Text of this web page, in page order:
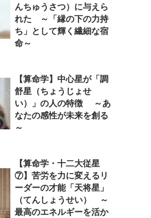
んちゅうさつ）に与えら
れた ～「縁の下の力持
ち」として輝く繊細な宿
命～
【算命学】中心星が「調
舒星（ちょうじょせ
い）」の人の特徴 ～あ
なたの感性が未来を創る
～
【算命学・十二大従星
⑦】苦労を力に変えるリ
ーダーの才能「天将星」
（てんしょうせい） ～
最高のエネルギーを活か